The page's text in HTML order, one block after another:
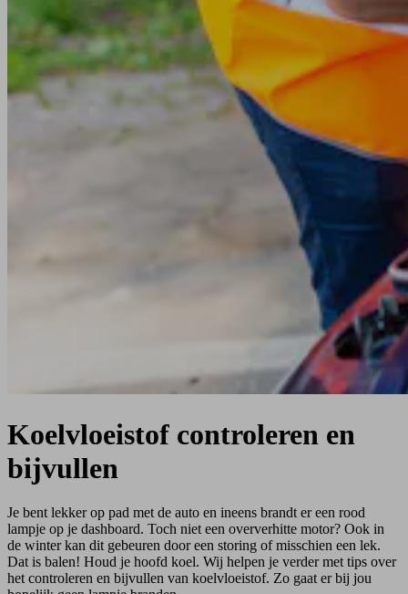
Koelvloeistof controleren en
bijvullen
Je bent lekker op pad met de auto en ineens brandt er een rood
lampje op je dashboard. Toch niet een oververhitte motor? Ook in
de winter kan dit gebeuren door een storing of misschien een lek.
Dat is balen! Houd je hoofd koel. Wij helpen je verder met tips over
het controleren en bijvullen van koelvloeistof. Zo gaat er bij jou